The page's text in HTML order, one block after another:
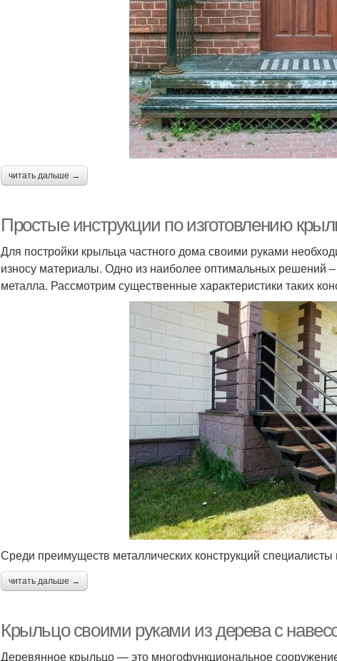
читать дальше →
Простые инструкции по изготовлению
Для постройки крыльца частного дома своими руками
износу материалы. Одно из наиболее оптимальных решений
металла. Рассмотрим существенные характеристики таких
Среди преимуществ металлических конструкций
читать дальше →
Крыльцо своими руками из дерева с
Деревянное крыльцо — это многофункциональное